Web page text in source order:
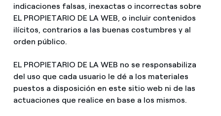
indicaciones falsas, inexactas o incorrectas sobre
EL PROPIETARIO DE LA WEB, o incluir contenidos
ilícitos, contrarios a las buenas costumbres y al
orden público.
EL PROPIETARIO DE LA WEB no se responsabiliza
del uso que cada usuario le dé a los materiales
puestos a disposición en este sitio web ni de las
actuaciones que realice en base a los mismos.